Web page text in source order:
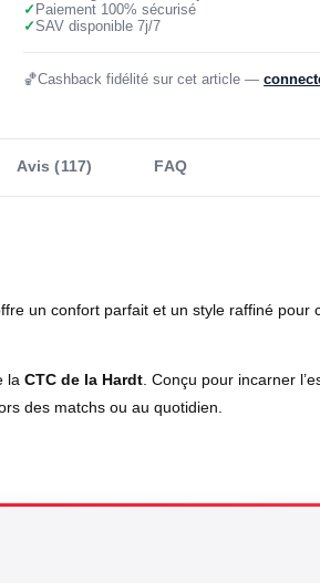
✓ Paiement 100% sécurisé
✓SAV disponible 7j/7
🏀Cashback fidélité sur cet article —
Avis (117) FAQ
un confort parfait et un style raffiné pour
la CTC de la Hardt . Conçu pour incarner
des matchs ou au quotidien.